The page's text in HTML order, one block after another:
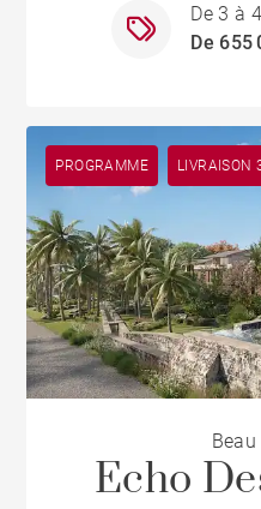
De 3 à
De 655
PROGRAMME
Echo